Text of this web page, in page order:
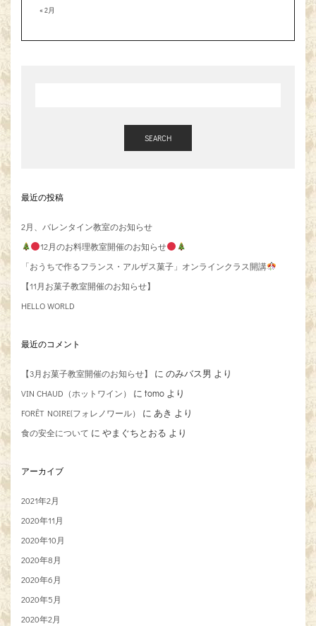
« 2月
SEARCH
最近の投稿
2月、バレンタイン教室のお知らせ
12月のお料理教室開催のお知らせ
「おうちで作るフランス・アルザス菓子」オンラインクラス開講
【11月お菓子教室開催のお知らせ】
HELLO WORLD
最近のコメント
【3月お菓子教室開催のお知らせ】 に のみバス男 より
VIN CHAUD（ホットワイン） に tomo より
FORÊT NOIRE(フォレノワール） に あき より
食の安全について に やまぐちとおる より
アーカイブ
2021年2月
2020年11月
2020年10月
2020年8月
2020年6月
2020年5月
2020年2月